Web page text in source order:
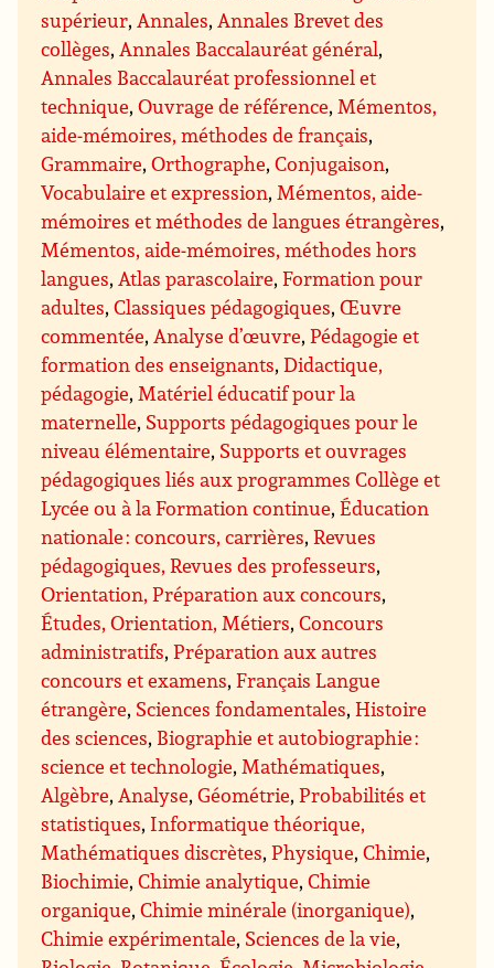
supérieur, Annales, Annales Brevet des
collèges, Annales Baccalauréat général,
Annales Baccalauréat professionnel et
technique,Ouvrage de référence, Mémentos,
aide-mémoires, méthodes de français,
Grammaire,Orthographe,Conjugaison,
Vocabulaire et expression, Mémentos, aide-
mémoires et méthodes de langues étrangères,
Mémentos, aide-mémoires, méthodes hors
langues, Atlas parascolaire,Formation pour
adultes,Classiques pédagogiques,Œuvre
commentée, Analyse d’œuvre,Pédagogie et
formation des enseignants,Didactique,
pédagogie, Matériel éducatif pour la
maternelle, Supports pédagogiques pour le
niveau élémentaire, Supports et ouvrages
pédagogiques liés aux programmes Collège et
Lycée ou à la Formation continue,Éducation
nationale : concours, carrières,Revues
pédagogiques, Revues des professeurs,
Orientation, Préparation aux concours,
Études, Orientation, Métiers,Concours
administratifs,Préparation aux autres
concours et examens,Français Langue
étrangère, Sciences fondamentales,Histoire
des sciences, Biographie et autobiographie :
science et technologie, Mathématiques,
Algèbre, Analyse,Géométrie,Probabilités et
statistiques, Informatique théorique,
Mathématiques discrètes,Physique,Chimie,
Biochimie,Chimie analytique,Chimie
organique,Chimie minérale (inorganique),
Chimie expérimentale, Sciences de la vie,